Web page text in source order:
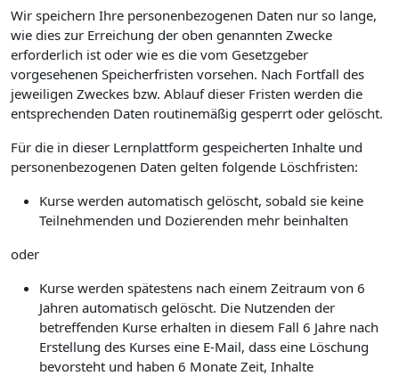
Wir speichern Ihre personenbezogenen Daten nur so lange,
wie dies zur Erreichung der oben genannten Zwecke
erforderlich ist oder wie es die vom Gesetzgeber
vorgesehenen Speicherfristen vorsehen. Nach Fortfall des
jeweiligen Zweckes bzw. Ablauf dieser Fristen werden die
entsprechenden Daten routinemäßig gesperrt oder gelöscht.
Für die in dieser Lernplattform gespeicherten Inhalte und
personenbezogenen Daten gelten folgende Löschfristen:
Kurse werden automatisch gelöscht, sobald sie keine
Teilnehmenden und Dozierenden mehr beinhalten
oder
Kurse werden spätestens nach einem Zeitraum von 6
Jahren automatisch gelöscht. Die Nutzenden der
betreffenden Kurse erhalten in diesem Fall 6 Jahre nach
Erstellung des Kurses eine E-Mail, dass eine Löschung
bevorsteht und haben 6 Monate Zeit, Inhalte